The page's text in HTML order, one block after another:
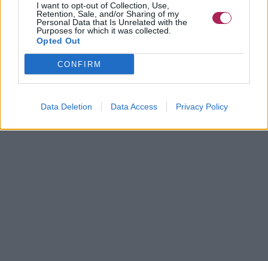
I want to opt-out of Collection, Use,
Retention, Sale, and/or Sharing of my
Personal Data that Is Unrelated with the
Purposes for which it was collected.
Opted Out
CONFIRM
Data Deletion Data Access Privacy Policy